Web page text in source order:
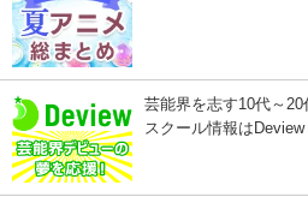
芸能界を志す10代～20
スクール情報はDeview